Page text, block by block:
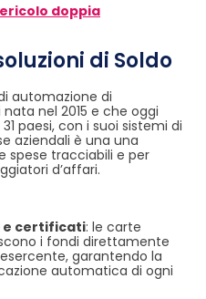
doppia
di Soldo
automazione di
nel 2015 e che oggi
paesi, con i suoi sistemi di
aziendali è una una
spese tracciabili e per
d’affari.
e certificati: le carte
i fondi direttamente
garantendo la
automatica di ogni